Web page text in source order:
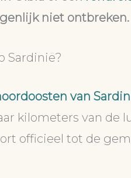
niet ontbreken.
Sardinië?
van
kilometers van de
officieel tot de